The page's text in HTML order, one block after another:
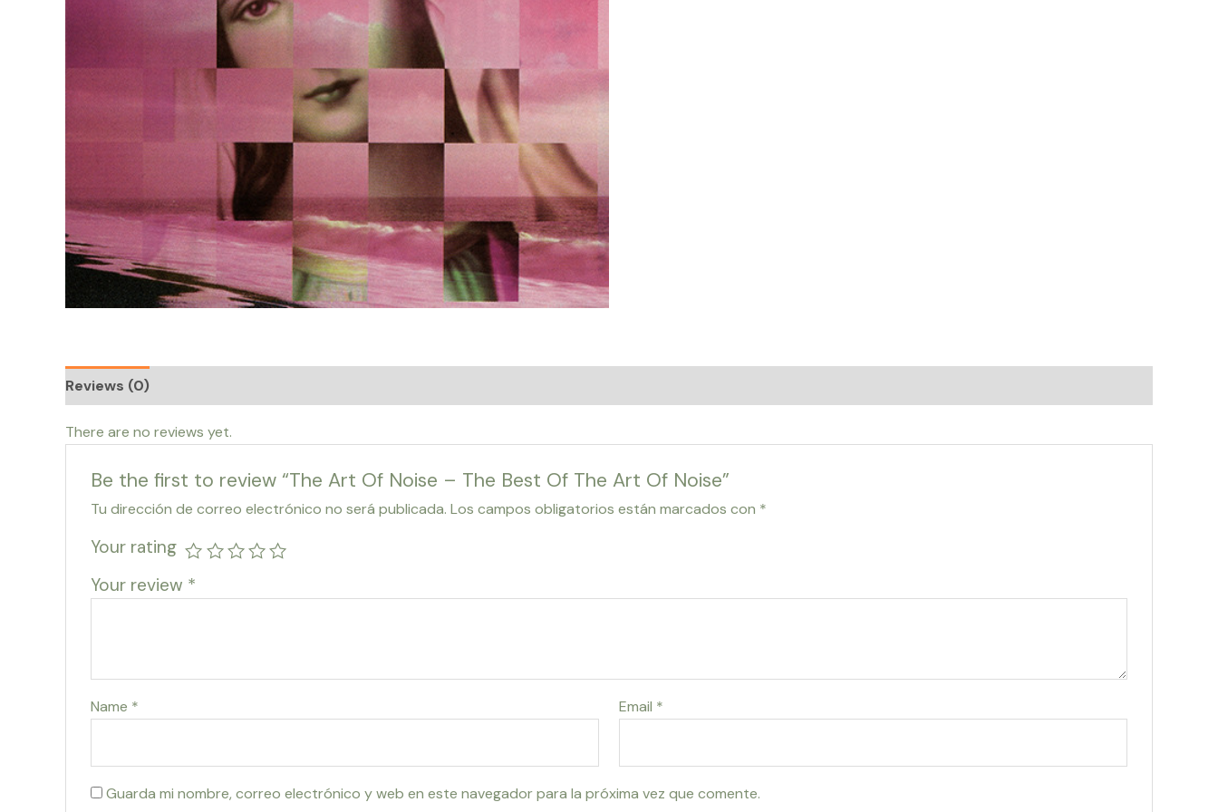
Reviews (0)
There are no reviews yet.
Be the first to review “The Art Of Noise – The Best Of The Art Of Noise”
Tu dirección de correo electrónico no será publicada. Los campos obligatorios están marcados con *
Your rating
Your review *
Name * Email *
Guarda mi nombre, correo electrónico y web en este navegador para la próxima vez que comente.